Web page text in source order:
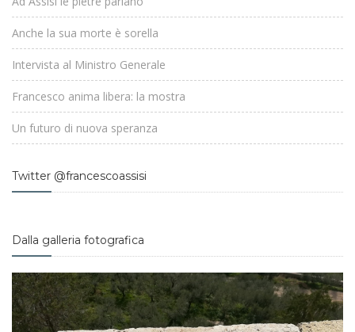
Anche la sua morte è sorella
Intervista al Ministro Generale
Francesco anima libera: la mostra
Un futuro di nuova speranza
Twitter @francescoassisi
Dalla galleria fotografica